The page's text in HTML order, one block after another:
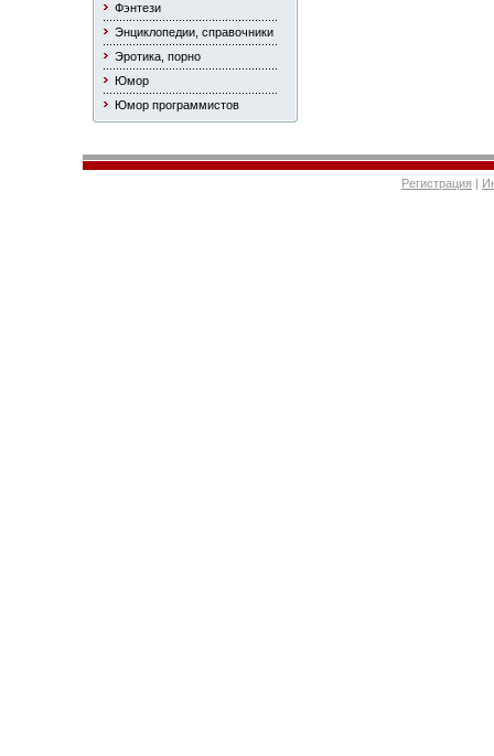
Фэнтези
Энциклопедии, справочники
Эротика, порно
Юмор
Юмор программистов
Регистрация |